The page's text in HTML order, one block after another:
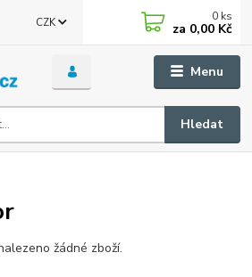
Menu
CZK
Hledat
0 ks
za 0,00 Kč
žádné zboží.